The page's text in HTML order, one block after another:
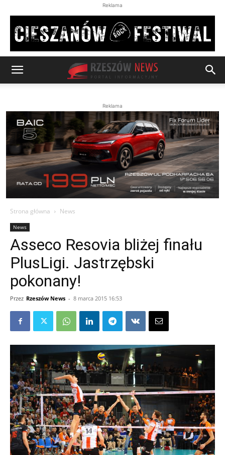
Reklama
Reklama
Strona główna News
News
Asseco Resovia bliżej finału
PlusLigi. Jastrzębski
pokonany!
Przez Rzeszów News - 8 marca 2015 16:53